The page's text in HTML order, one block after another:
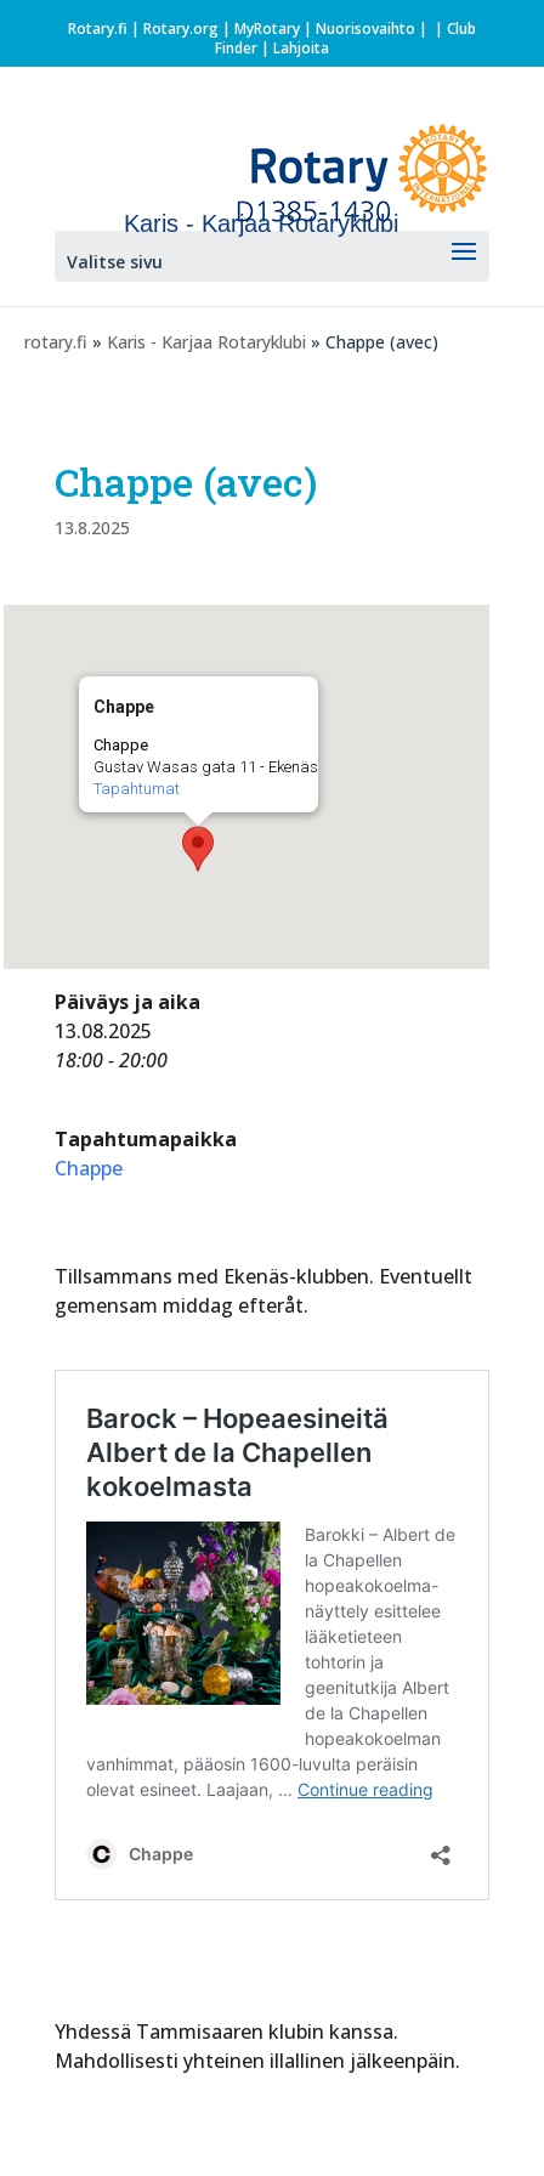
Rotary.fi | Rotary.org| MyRotary | Nuorisovaihto | | Club
Finder| Lahjoita
Karis - Karjaa Rotaryklubi
Valitse sivu
rotary.fi » Karis - Karjaa Rotaryklubi » Chappe (avec)
Chappe (avec)
13.8.2025
Chappe
Chappe
Gustav Wasas gata 11 - Ekenäs
Tapahtumat
Päiväys ja aika
13.08.2025
18:00 - 20:00
Tapahtumapaikka
Chappe
Tillsammans med Ekenäs-klubben. Eventuellt
gemensam middag efteråt.
Yhdessä Tammisaaren klubin kanssa.
Mahdollisesti yhteinen illallinen jälkeenpäin.